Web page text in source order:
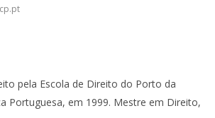
pela Escola de Direito do Porto da
Portuguesa, em 1999. Mestre em Direito,